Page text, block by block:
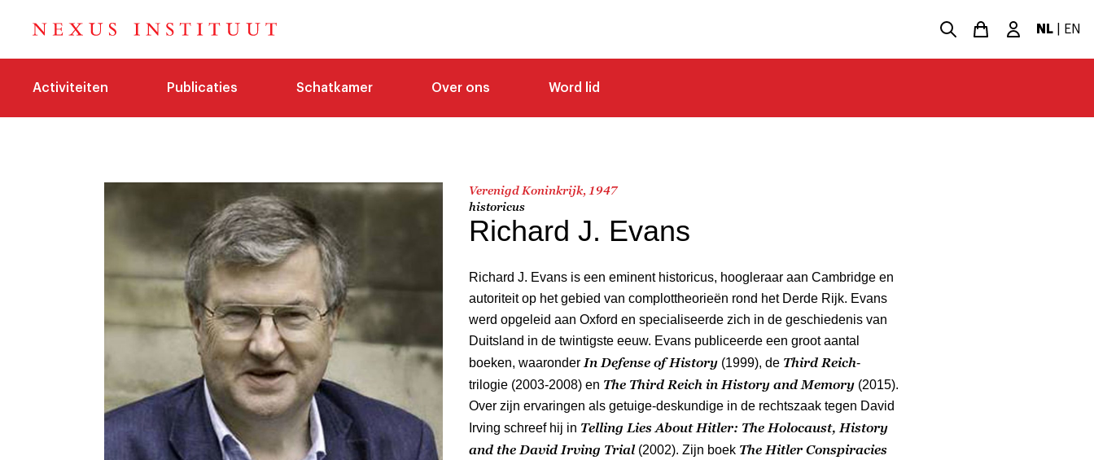
NL EN
Activiteiten Publicaties Schatkamer Over ons Word lid
Verenigd Koninkrijk, 1947
historicus
Richard J. Evans
Richard J. Evans is een eminent historicus, hoogleraar aan Cambridge en
autoriteit op het gebied van complottheorieën rond het Derde Rijk. Evans
werd opgeleid aan Oxford en specialiseerde zich in de geschiedenis van
Duitsland in de twintigste eeuw. Evans publiceerde een groot aantal
boeken, waaronder In Defense of History (1999), de Third Reich-
trilogie (2003-2008) en The Third Reich in History and Memory (2015).
Over zijn ervaringen als getuige-deskundige in de rechtszaak tegen David
Irving schreef hij in Telling Lies About Hitler: The Holocaust, History
and the David Irving Trial(2002). Zijn boek The Hitler Conspiracies